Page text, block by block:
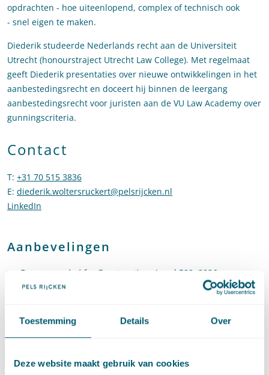
Toestemming Details Over
Deze website maakt gebruik van cookies
opdrachten - hoe uiteenlopend, complex of technisch ook
- snel eigen te maken.
Diederik studeerde Nederlands recht aan de Universiteit
Utrecht (honourstraject Utrecht Law College). Met regelmaat
geeft Diederik presentaties over nieuwe ontwikkelingen in het
aanbestedingsrecht en doceert hij binnen de leergang
aanbestedingsrecht voor juristen aan de VU Law Academy over
gunningscriteria.
Contact
T: +31 70 515 3836
E: diederik.woltersruckert@pelsrijcken.nl
LinkedIn
Aanbevelingen
Recommended for Construction - Legal 500, 2026
Expertises